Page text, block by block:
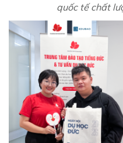
quốc tế chất